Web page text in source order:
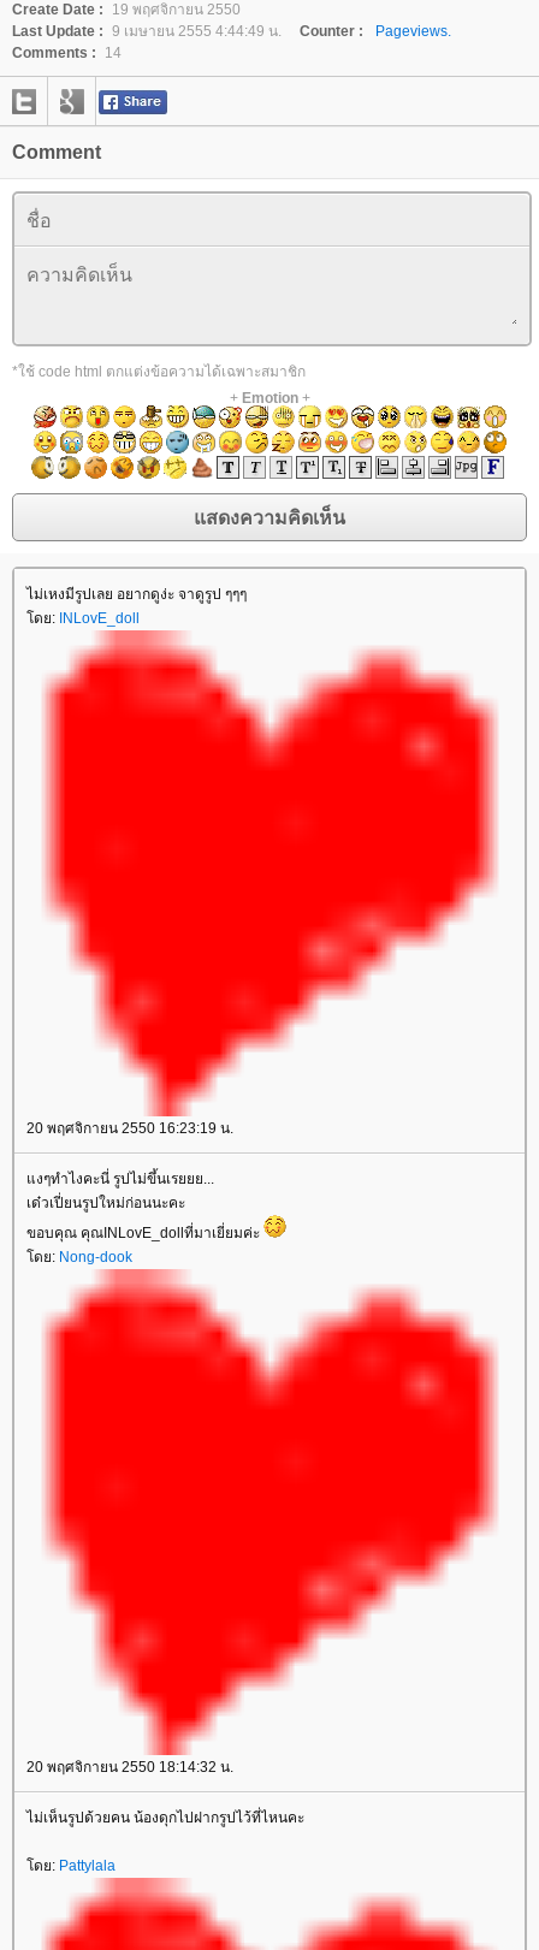
Create Date :
19 พฤศจิกายน 2550
Last Update : 9 เมษายน 2555 4:44:49 น. Counter :
Pageviews.
Comments :
14
Comment
*ใช้ code html ตกแต่งข้อความได้เฉพาะสมาชิก
+ Emotion+
ไม่เหงมีรูปเลย อยากดูง่ะ จาดูรูป ๆๆๆ
ดย: INLovE_doll
20 พฤศจิกายน 2550 16:23:19 น.
งๆทำไงคะนี่ รูปไม่ขึ้นเรยยย...
เด๋วเปี่ยนรูปใหม่ก่อนนะคะ
ขอบคุณ คุณINLovE_dollที่มาเยี่ยมค่ะ
ดย: Nong-dook
20 พฤศจิกายน 2550 18:14:32 น.
ไม่เห็นรูปด้วยคน น้องดุกไปฝากรูปไว้ที่ไหนคะ
ดย: Pattylala